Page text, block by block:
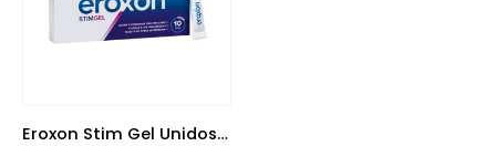
Eroxon Stim Gel Unidose 4 Tubos